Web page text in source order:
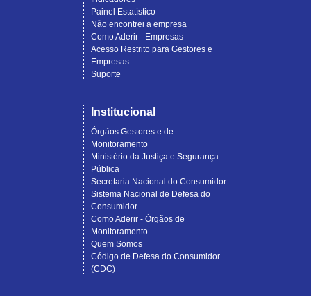
Painel Estatístico
Não encontrei a empresa
Como Aderir - Empresas
Acesso Restrito para Gestores e
Empresas
Suporte
Institucional
Órgãos Gestores e de
Monitoramento
Ministério da Justiça e Segurança
Pública
Secretaria Nacional do Consumidor
Sistema Nacional de Defesa do
Consumidor
Como Aderir - Órgãos de
Monitoramento
Quem Somos
Código de Defesa do Consumidor
(CDC)